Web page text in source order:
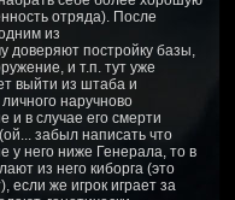
отряда). После
из
доверяют постройку базы,
и т.п. тут уже
выйти из штаба и
наручново
и в случае его смерти
забыл написать что
у него ниже Генерала, то в
из него киборга (это
если же игрок играет за